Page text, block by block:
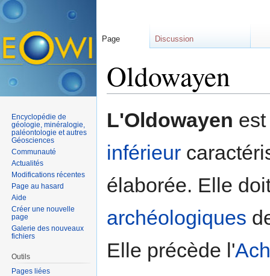
Oldowayen
L'Oldowayen
inférieur
élaborée. Elle
archéologiques
Elle précède l'
Page Discussion
Encyclopédie de
géologie, minéralogie,
paléontologie et autres
Géosciences
Communauté
Actualités
Modifications récentes
Page au hasard
Aide
Créer une nouvelle
page
Galerie des nouveaux
fichiers
Outils
Pages liées